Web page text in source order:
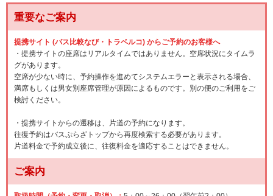
重要なご案内
提携サイト (バス比較なび・トラベルコ) からご予約のお客様へ
・提携サイトの座席はリアルタイムではありません。空席状況にタイムラ
グがあります。
空席が少ない時に、予約操作を進めてシステムエラーと表示される場合、
満席もしくは男女別座席管理が原因によるものです。別の便のご利用をご
検討ください。
・提携サイトからの遷移は、片道の予約になります。
往復予約はバスぷらざトップから再度検索する必要があります。
片道料金で予約成立後に、往復料金を適応することはできません。
ご案内